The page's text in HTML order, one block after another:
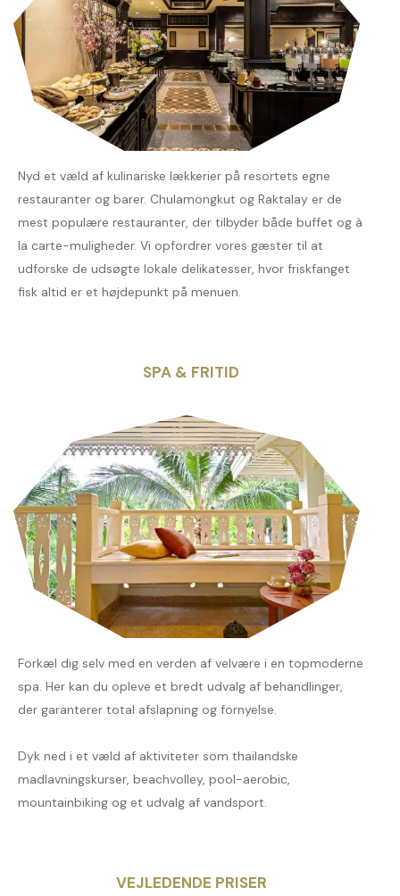
Nyd et væld af kulinariske lækkerier på resortets egne
restauranter og barer. Chulamongkut og Raktalay er de
mest populære restauranter, der tilbyder både buffet og à
la carte-muligheder. Vi opfordrer vores gæster til at
udforske de udsøgte lokale delikatesser, hvor friskfanget
fisk altid er et højdepunkt på menuen.
SPA & FRITID
Forkæl dig selv med en verden af velvære i en topmoderne
spa. Her kan du opleve et bredt udvalg af behandlinger,
der garanterer total afslapning og fornyelse.
Dyk ned i et væld af aktiviteter som thailandske
madlavningskurser, beachvolley, pool-aerobic,
mountainbiking og et udvalg af vandsport.
VEJLEDENDE PRISER